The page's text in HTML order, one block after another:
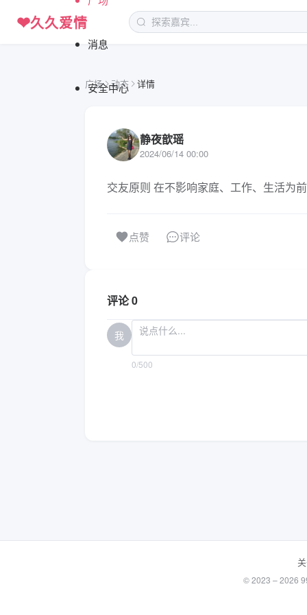
❤久久爱情
消息
安全中心
广场 动态 详情
静夜歆瑶
2024/06/14 00:00
交友原则 在不影响家庭、工作、生活为
点赞 评论
评论 0
我
0/500
© 2023 – 2026